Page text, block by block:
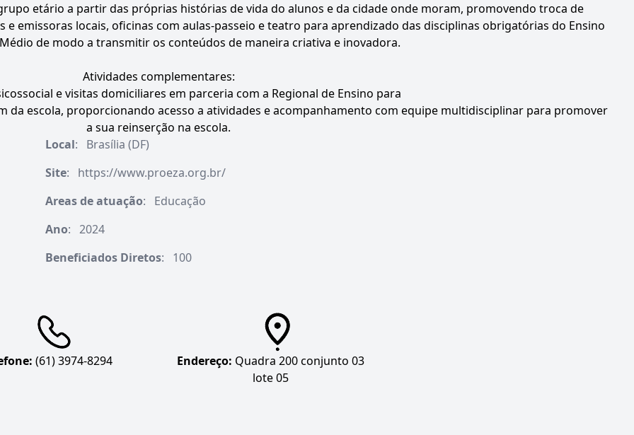
etário a partir das próprias histórias de vida do alunos e da cidade onde moram, promovendo troca de
emissoras locais, oficinas com aulas-passeio e teatro para aprendizado das disciplinas obrigatórias do Ensino
de modo a transmitir os conteúdos de maneira criativa e inovadora.
Atividades complementares:
e visitas domiciliares em parceria com a Regional de Ensino para
escola, proporcionando acesso a atividades e acompanhamento com equipe multidisciplinar para promover
a sua reinserção na escola.
Local:
Brasília (DF)
Site:
https://www.proeza.org.br/
Areas de atuação:
Educação
Ano: 2024
Beneficiados Diretos: 100
(61) 3974-8294 Endereço: Quadra 200 conjunto 03
lote 05